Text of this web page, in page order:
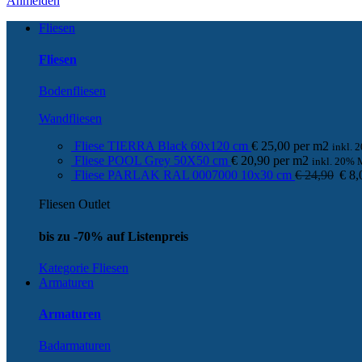
Fliesen
Fliesen
Bodenfliesen
Wandfliesen
Fliese TIERRA Black 60x120 cm € 25,00 per m2 inkl.
Fliese POOL Grey 50X50 cm € 20,90 per m2 inkl. 20%
Fliese PARLAK RAL 0007000 10x30 cm €24,90 €
Fliesen Outlet
bis zu -70% auf Listenpreis
Kategorie Fliesen
Armaturen
Armaturen
Badarmaturen